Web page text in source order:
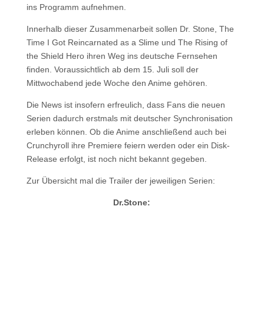
ins Programm aufnehmen.
Innerhalb dieser Zusammenarbeit sollen Dr. Stone, The
Time I Got Reincarnated as a Slime und The Rising of
the Shield Hero ihren Weg ins deutsche Fernsehen
finden. Voraussichtlich ab dem 15. Juli soll der
Mittwochabend jede Woche den Anime gehören.
Die News ist insofern erfreulich, dass Fans die neuen
Serien dadurch erstmals mit deutscher Synchronisation
erleben können. Ob die Anime anschließend auch bei
Crunchyroll ihre Premiere feiern werden oder ein Disk-
Release erfolgt, ist noch nicht bekannt gegeben.
Zur Übersicht mal die Trailer der jeweiligen Serien:
Dr.Stone: